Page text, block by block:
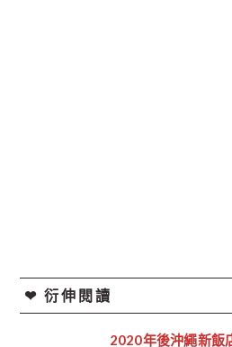
❤︎ 衍伸閱讀
2020年後沖繩新飯